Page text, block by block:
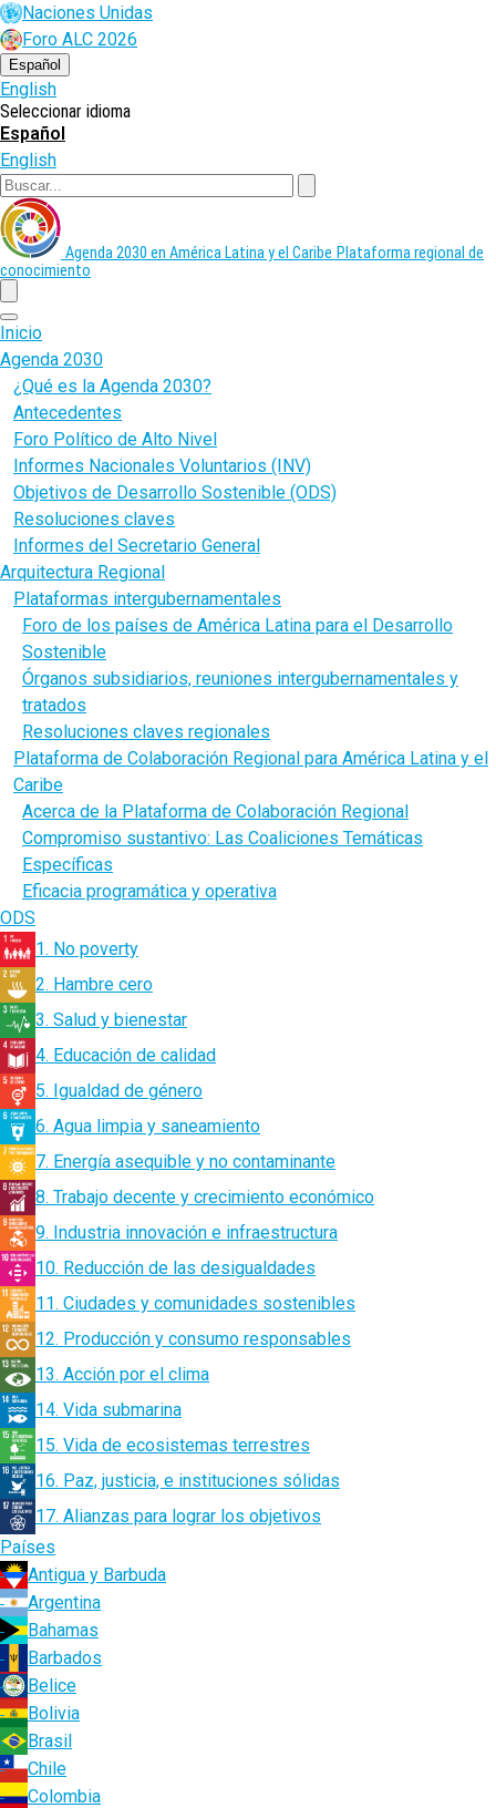
Pasar
al
contenido
principal
Naciones Unidas
Foro ALC 2026
Español
English
Seleccionar idioma
Español
English
Agenda 2030 en América Latina y el Caribe Plataforma regional de
conocimiento
menu
Inicio
Agenda 2030
¿Qué es la Agenda 2030?
Antecedentes
Foro Político de Alto Nivel
Informes Nacionales Voluntarios (INV)
Objetivos de Desarrollo Sostenible (ODS)
Resoluciones claves
Informes del Secretario General
Arquitectura Regional
Plataformas intergubernamentales
Foro de los países de América Latina para el Desarrollo
Sostenible
Órganos subsidiarios, reuniones intergubernamentales y
tratados
Resoluciones claves regionales
Plataforma de Colaboración Regional para América Latina y el
Caribe
Acerca de la Plataforma de Colaboración Regional
Compromiso sustantivo: Las Coaliciones Temáticas
Específicas
Eficacia programática y operativa
ODS
1. No poverty
2. Hambre cero
3. Salud y bienestar
4. Educación de calidad
5. Igualdad de género
6. Agua limpia y saneamiento
7. Energía asequible y no contaminante
8. Trabajo decente y crecimiento económico
9. Industria innovación e infraestructura
10. Reducción de las desigualdades
11. Ciudades y comunidades sostenibles
12. Producción y consumo responsables
13. Acción por el clima
14. Vida submarina
15. Vida de ecosistemas terrestres
16. Paz, justicia, e instituciones sólidas
17. Alianzas para lograr los objetivos
Países
Antigua y Barbuda
Argentina
Bahamas
Barbados
Belice
Bolivia
Brasil
Chile
Colombia